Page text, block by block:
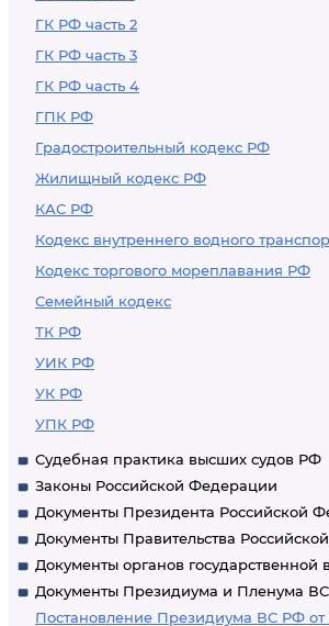
ГК РФ часть 2
ГК РФ часть 3
ГК РФ часть 4
ГПК РФ
Градостроительный кодекс РФ
Жилищный кодекс РФ
КАС РФ
Кодекс внутреннего водного
Кодекс торгового мореплавания РФ
Семейный кодекс
ТК РФ
УИК РФ
УК РФ
УПК РФ
Судебная практика высших судов РФ
Законы Российской Федерации
Документы Президента Российской
Документы Правительства
Документы органов государственной
Документы Президиума и Пленума
Постановление Президиума ВС РФ от